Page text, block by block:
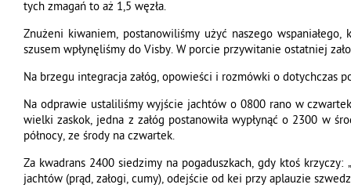
tych zmagań to aż 1,5 węzła.
Znużeni kiwaniem, postanowiliśmy użyć naszego
szusem wpłynęliśmy do Visby. W porcie przywitanie ostatniej
Na brzegu integracja załóg, opowieści i rozmówki o dotychczas
Na odprawie ustaliliśmy wyjście jachtów o 0800 rano w
wielki zaskok, jedna z załóg postanowiła wypłynąć o 2300 w
północy, ze środy na czwartek.
Za kwadrans 2400 siedzimy na pogaduszkach, gdy ktoś
jachtów (prąd, załogi, cumy), odejście od kei przy aplauzie